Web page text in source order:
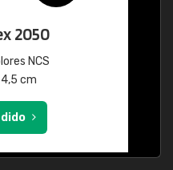
2050
NCS
cm